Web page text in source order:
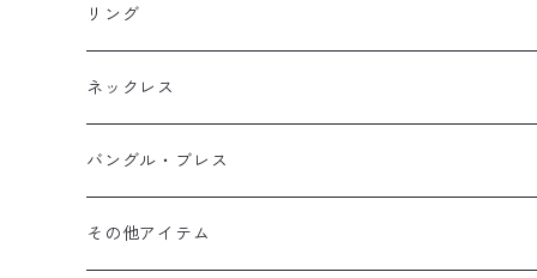
イヤリング
リング
ブレス
オブジェ
イヤーカフ
フック・ぶら下がり
フープ
原石イヤーカフ
植物イヤーカフ
ぶら下がりイヤーカフ
2連イヤーカフ
リング
ネックレス
バングル・ブレス
ブレスレット
その他アイテム